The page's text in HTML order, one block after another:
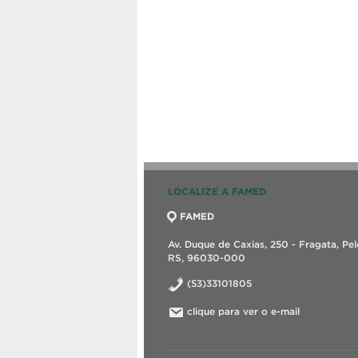
LOCALIZE A FAMED
FAMED
Av. Duque de Caxias, 250 - Fragata,
RS, 96030-000
(53)33101805
clique para ver o e-mail